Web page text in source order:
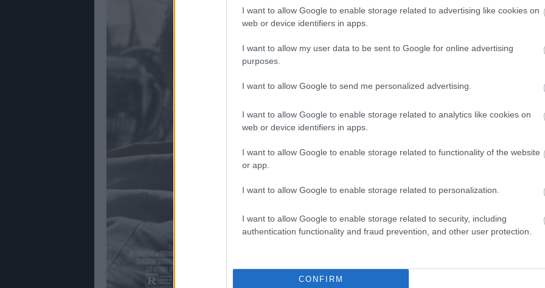
I want to allow Google to enable storage related to advertising like cookies on
web or device identifiers in apps.
I want to allow my user data to be sent to Google for online advertising
purposes.
I want to allow Google to send me personalized advertising.
I want to allow Google to enable storage related to analytics like cookies on
web or device identifiers in apps.
I want to allow Google to enable storage related to functionality of the website
or app.
I want to allow Google to enable storage related to personalization.
I want to allow Google to enable storage related to security, including
authentication functionality and fraud prevention, and other user protection.
CONFIRM
150-
110-101
az